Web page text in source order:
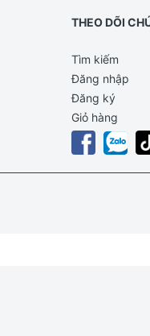
THEO DÕI
Tìm kiếm
Đăng nhập
Đăng ký
Giỏ hàng